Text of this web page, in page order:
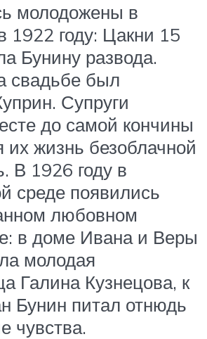
молодожены в
1922 году: Цакни 15
Бунину развода.
свадьбе был
Супруги
до самой кончины
их жизнь безоблачной
В 1926 году в
среде появились
любовном
в доме Ивана и Веры
молодая
Галина Кузнецова, к
Бунин питал отнюдь
чувства.